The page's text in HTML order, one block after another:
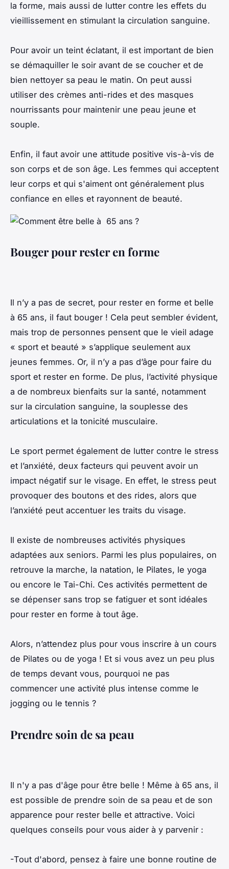
la forme, mais aussi de lutter contre les effets du
vieillissement en stimulant la circulation sanguine.
Pour avoir un teint éclatant, il est important de bien
se démaquiller le soir avant de se coucher et de
bien nettoyer sa peau le matin. On peut aussi
utiliser des crèmes anti-rides et des masques
nourrissants pour maintenir une peau jeune et
souple.
Enfin, il faut avoir une attitude positive vis-à-vis de
son corps et de son âge. Les femmes qui acceptent
leur corps et qui s'aiment ont généralement plus
confiance en elles et rayonnent de beauté.
Bouger pour rester en forme
Il n’y a pas de secret, pour rester en forme et belle
à 65 ans, il faut bouger ! Cela peut sembler évident,
mais trop de personnes pensent que le vieil adage
« sport et beauté » s’applique seulement aux
jeunes femmes. Or, il n’y a pas d’âge pour faire du
sport et rester en forme. De plus, l’activité physique
a de nombreux bienfaits sur la santé, notamment
sur la circulation sanguine, la souplesse des
articulations et la tonicité musculaire.
Le sport permet également de lutter contre le stress
et l’anxiété, deux facteurs qui peuvent avoir un
impact négatif sur le visage. En effet, le stress peut
provoquer des boutons et des rides, alors que
l’anxiété peut accentuer les traits du visage.
Il existe de nombreuses activités physiques
adaptées aux seniors. Parmi les plus populaires, on
retrouve la marche, la natation, le Pilates, le yoga
ou encore le Tai-Chi. Ces activités permettent de
se dépenser sans trop se fatiguer et sont idéales
pour rester en forme à tout âge.
Alors, n’attendez plus pour vous inscrire à un cours
de Pilates ou de yoga ! Et si vous avez un peu plus
de temps devant vous, pourquoi ne pas
commencer une activité plus intense comme le
jogging ou le tennis ?
Prendre soin de sa peau
Il n'y a pas d'âge pour être belle ! Même à 65 ans, il
est possible de prendre soin de sa peau et de son
apparence pour rester belle et attractive. Voici
quelques conseils pour vous aider à y parvenir :
-Tout d'abord, pensez à faire une bonne routine de